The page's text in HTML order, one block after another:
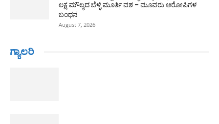
ಲಕ್ಷ ಮೌಲ್ಯದ ಬೆಳ್ಳಿ ಮೂರ್ತಿ ವಶ – ಮೂವರು ಆರೋಪಿಗಳ
ಬಂಧನ
August 7, 2026
ಗ್ಯಾಲರಿ